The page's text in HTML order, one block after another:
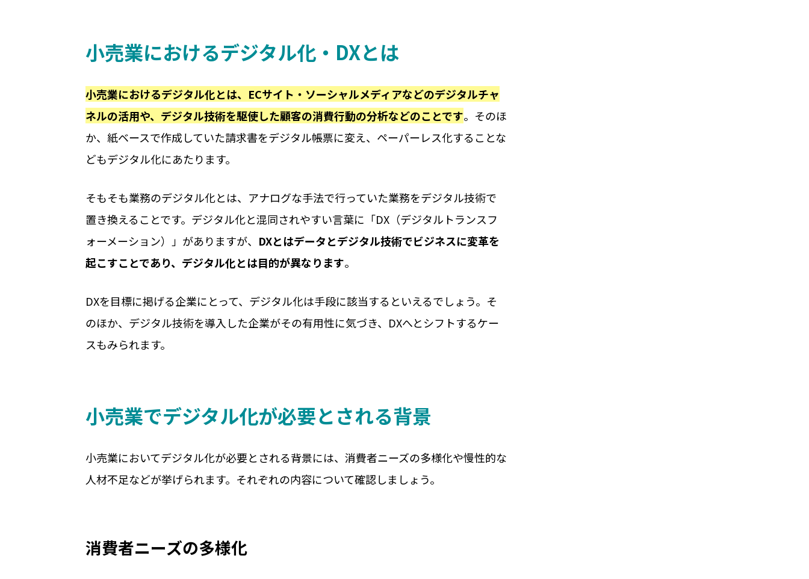
小売業におけるデジタル化・DXとは
小売業におけるデジタル化とは、ECサイト・ソーシャルメディアなどのデジタルチャ
ネルの活用や、デジタル技術を駆使した顧客の消費行動の分析などのことです。そのほ
か、紙ベースで作成していた請求書をデジタル帳票に変え、ペーパーレス化することな
どもデジタル化にあたります。
そもそも業務のデジタル化とは、アナログな手法で行っていた業務をデジタル技術で
置き換えることです。デジタル化と混同されやすい言葉に「DX（デジタルトランスフ
ォーメーション）」がありますが、 DXとはデータとデジタル技術でビジネスに変革を
起こすことであり、デジタル化とは目的が異なります。
DXを目標に掲げる企業にとって、デジタル化は手段に該当するといえるでしょう。そ
のほか、デジタル技術を導入した企業がその有用性に気づき、DXへとシフトするケー
スもみられます。
小売業でデジタル化が必要とされる背景
小売業においてデジタル化が必要とされる背景には、消費者ニーズの多様化や慢性的な
人材不足などが挙げられます。それぞれの内容について確認しましょう。
消費者ニーズの多様化